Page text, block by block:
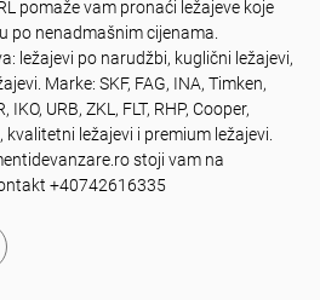
pomaže vam pronaći ležajeve koje
po nenadmašnim cijenama.
ležajevi po narudžbi, kuglični ležajevi,
Marke: SKF, FAG, INA, Timken,
URB, ZKL, FLT, RHP, Cooper,
kvalitetni ležajevi i premium ležajevi.
stoji vam na
+40742616335